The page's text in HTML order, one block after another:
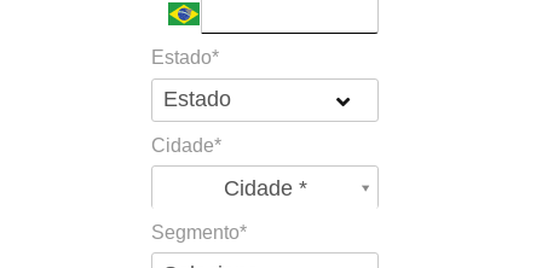
Estado*
Cidade*
Cidade *
Cidade*
Segmento*